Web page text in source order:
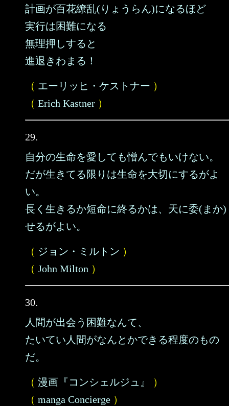
計画が百花繚乱(りょうらん)になるほど
実行は困難になる
無理押しすると
進退きわまる！
（ エーリッヒ・ケストナー ）
（ Erich Kastner ）
29.
自分の生命を愛しても憎んでもいけない。
だが生きてる限りは生命を大切にするがよ
い。
長く生きるか短命に終るかは、天に委(まか)
せるがよい。
（ ジョン・ミルトン ）
（ John Milton ）
30.
人間が出会う困難なんて、
たいてい人間がなんとかできる程度のもの
だ。
（ 漫画『コンシェルジュ』
）
（ manga Concierge ）